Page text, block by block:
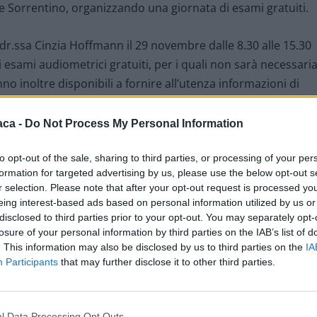
- Do Not Process My Personal Information
opt-out of the sale, sharing to third parties, or processing of your
for targeted advertising by us, please use the below opt-out
selection. Please note that after your opt-out request is processed
interest-based ads based on personal information utilized by us
to third parties prior to your opt-out. You may separately
of your personal information by third parties on the IAB’s list of
This information may also be disclosed by us to third parties on the
Participants that may further disclose it to other third parties.
organizzando una giornata di esami gratuiti.
Cinzia Hoffmann il 29 novembre dalle 8.30 alle 15.30
audiometrici gratuiti, per i quali non sarà necessaria
inoltre disponibili a fornire all’utenza informazioni di
ed alla cura delle proprie patologie. Allo scopo di
in considerazione della lunghezza degli esami, sono
richiesta la prenotazione da parte degli interessati
al numero 0131/206392, disponibile da lunedì 14
9,00 alle ore 10,00, semplicemente lasciando il